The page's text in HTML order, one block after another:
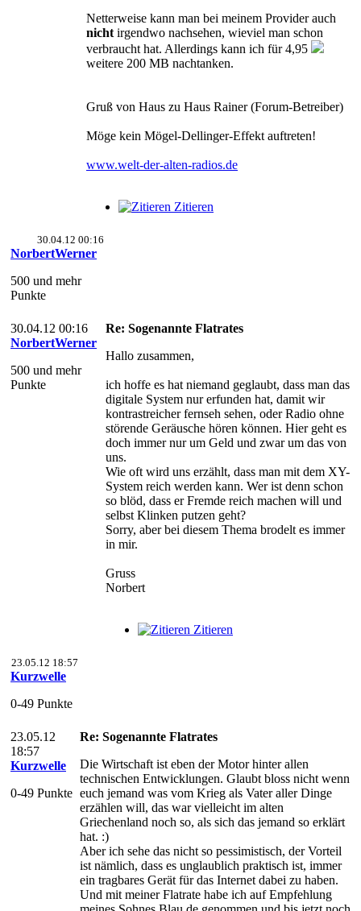
Netterweise kann man bei meinem Provider auch
nicht irgendwo nachsehen, wieviel man schon
verbraucht hat. Allerdings kann ich für 4,95
weitere 200 MB nachtanken.
Gruß von Haus zu Haus Rainer (Forum-Betreiber)
Möge kein Mögel-Dellinger-Effekt auftreten!
www.welt-der-alten-radios.de
Zitieren
30.04.12 00:16
NorbertWerner
500 und mehr
Punkte
30.04.12 00:16
NorbertWerner
500 und mehr
Punkte
Re: Sogenannte Flatrates
Hallo zusammen,
ich hoffe es hat niemand geglaubt, dass man das
digitale System nur erfunden hat, damit wir
kontrastreicher fernseh sehen, oder Radio ohne
störende Geräusche hören können. Hier geht es
doch immer nur um Geld und zwar um das von
uns.
Wie oft wird uns erzählt, dass man mit dem XY-
System reich werden kann. Wer ist denn schon
so blöd, dass er Fremde reich machen will und
selbst Klinken putzen geht?
Sorry, aber bei diesem Thema brodelt es immer
in mir.
Gruss
Norbert
Zitieren
23.05.12 18:57
Kurzwelle
0-49 Punkte
23.05.12
18:57
Kurzwelle
0-49 Punkte
Re: Sogenannte Flatrates
Die Wirtschaft ist eben der Motor hinter allen
technischen Entwicklungen. Glaubt bloss nicht wenn
euch jemand was vom Krieg als Vater aller Dinge
erzählen will, das war vielleicht im alten
Griechenland noch so, als sich das jemand so erklärt
hat. :)
Aber ich sehe das nicht so pessimistisch, der Vorteil
ist nämlich, dass es unglaublich praktisch ist, immer
ein tragbares Gerät für das Internet dabei zu haben.
Und mit meiner Flatrate habe ich auf Empfehlung